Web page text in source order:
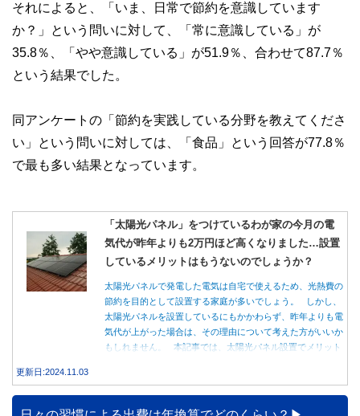
私たちは、快適でより良い生活のアイデアを提供するお金の
コンシェルジュを目指します。
それによると、「いま、日常で節約を意識しています
か？」という問いに対して、「常に意識している」が
35.8％、「やや意識している」が51.9％、合わせて87.7％
という結果でした。
同アンケートの「節約を実践している分野を教えてくださ
い」という問いに対しては、「食品」という回答が77.8％
で最も多い結果となっています。
「太陽光パネル」をつけているわが家の今月の電
気代が昨年よりも2万円ほど高くなりました…設置
しているメリットはもうないのでしょうか？
太陽光パネルで発電した電気は自宅で使えるため、光熱費の
節約を目的として設置する家庭が多いでしょう。 しかし、
太陽光パネルを設置しているにもかかわらず、昨年よりも電
気代が上がった場合は、その理由について考えた方がいいか
もしれません。 本記事では、太陽光パネル設置でメリット
更新日:2024.11.03